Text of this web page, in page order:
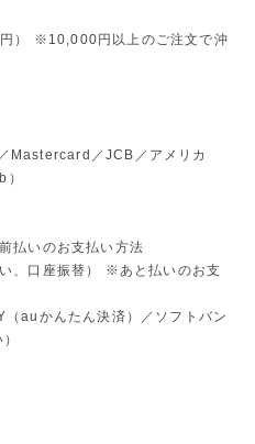
） ※10,000円以上のご注文で沖
Mastercard／JCB／アメリカ
払いのお支払い方法
、口座振替） ※あと払いのお支
（auかんたん決済）／ソフトバン